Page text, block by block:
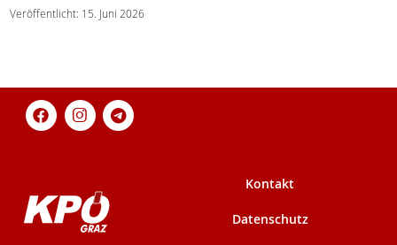
Veröffentlicht: 15. Juni 2026
Kontakt
Datenschutz